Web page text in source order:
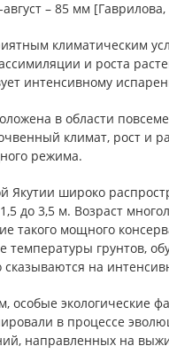
– 85 мм [Гаврилова,
климатическим
и роста
интенсивному
в области
климат, рост и
режима.
Якутии широко
до 3,5 м. Возраст
такого мощного
температуры грунтов,
сказываются на
особые экологические
в процессе
направленных на